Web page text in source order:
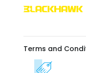
Terms and